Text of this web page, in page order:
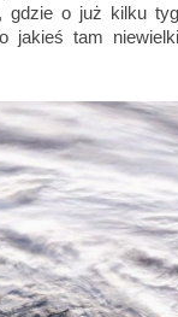
gdzie o już kilku
jakieś tam